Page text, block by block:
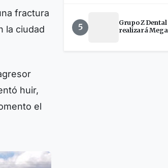
fractura
la ciudad
huir,
el
5
Grupo Z Dental
realizará Mega